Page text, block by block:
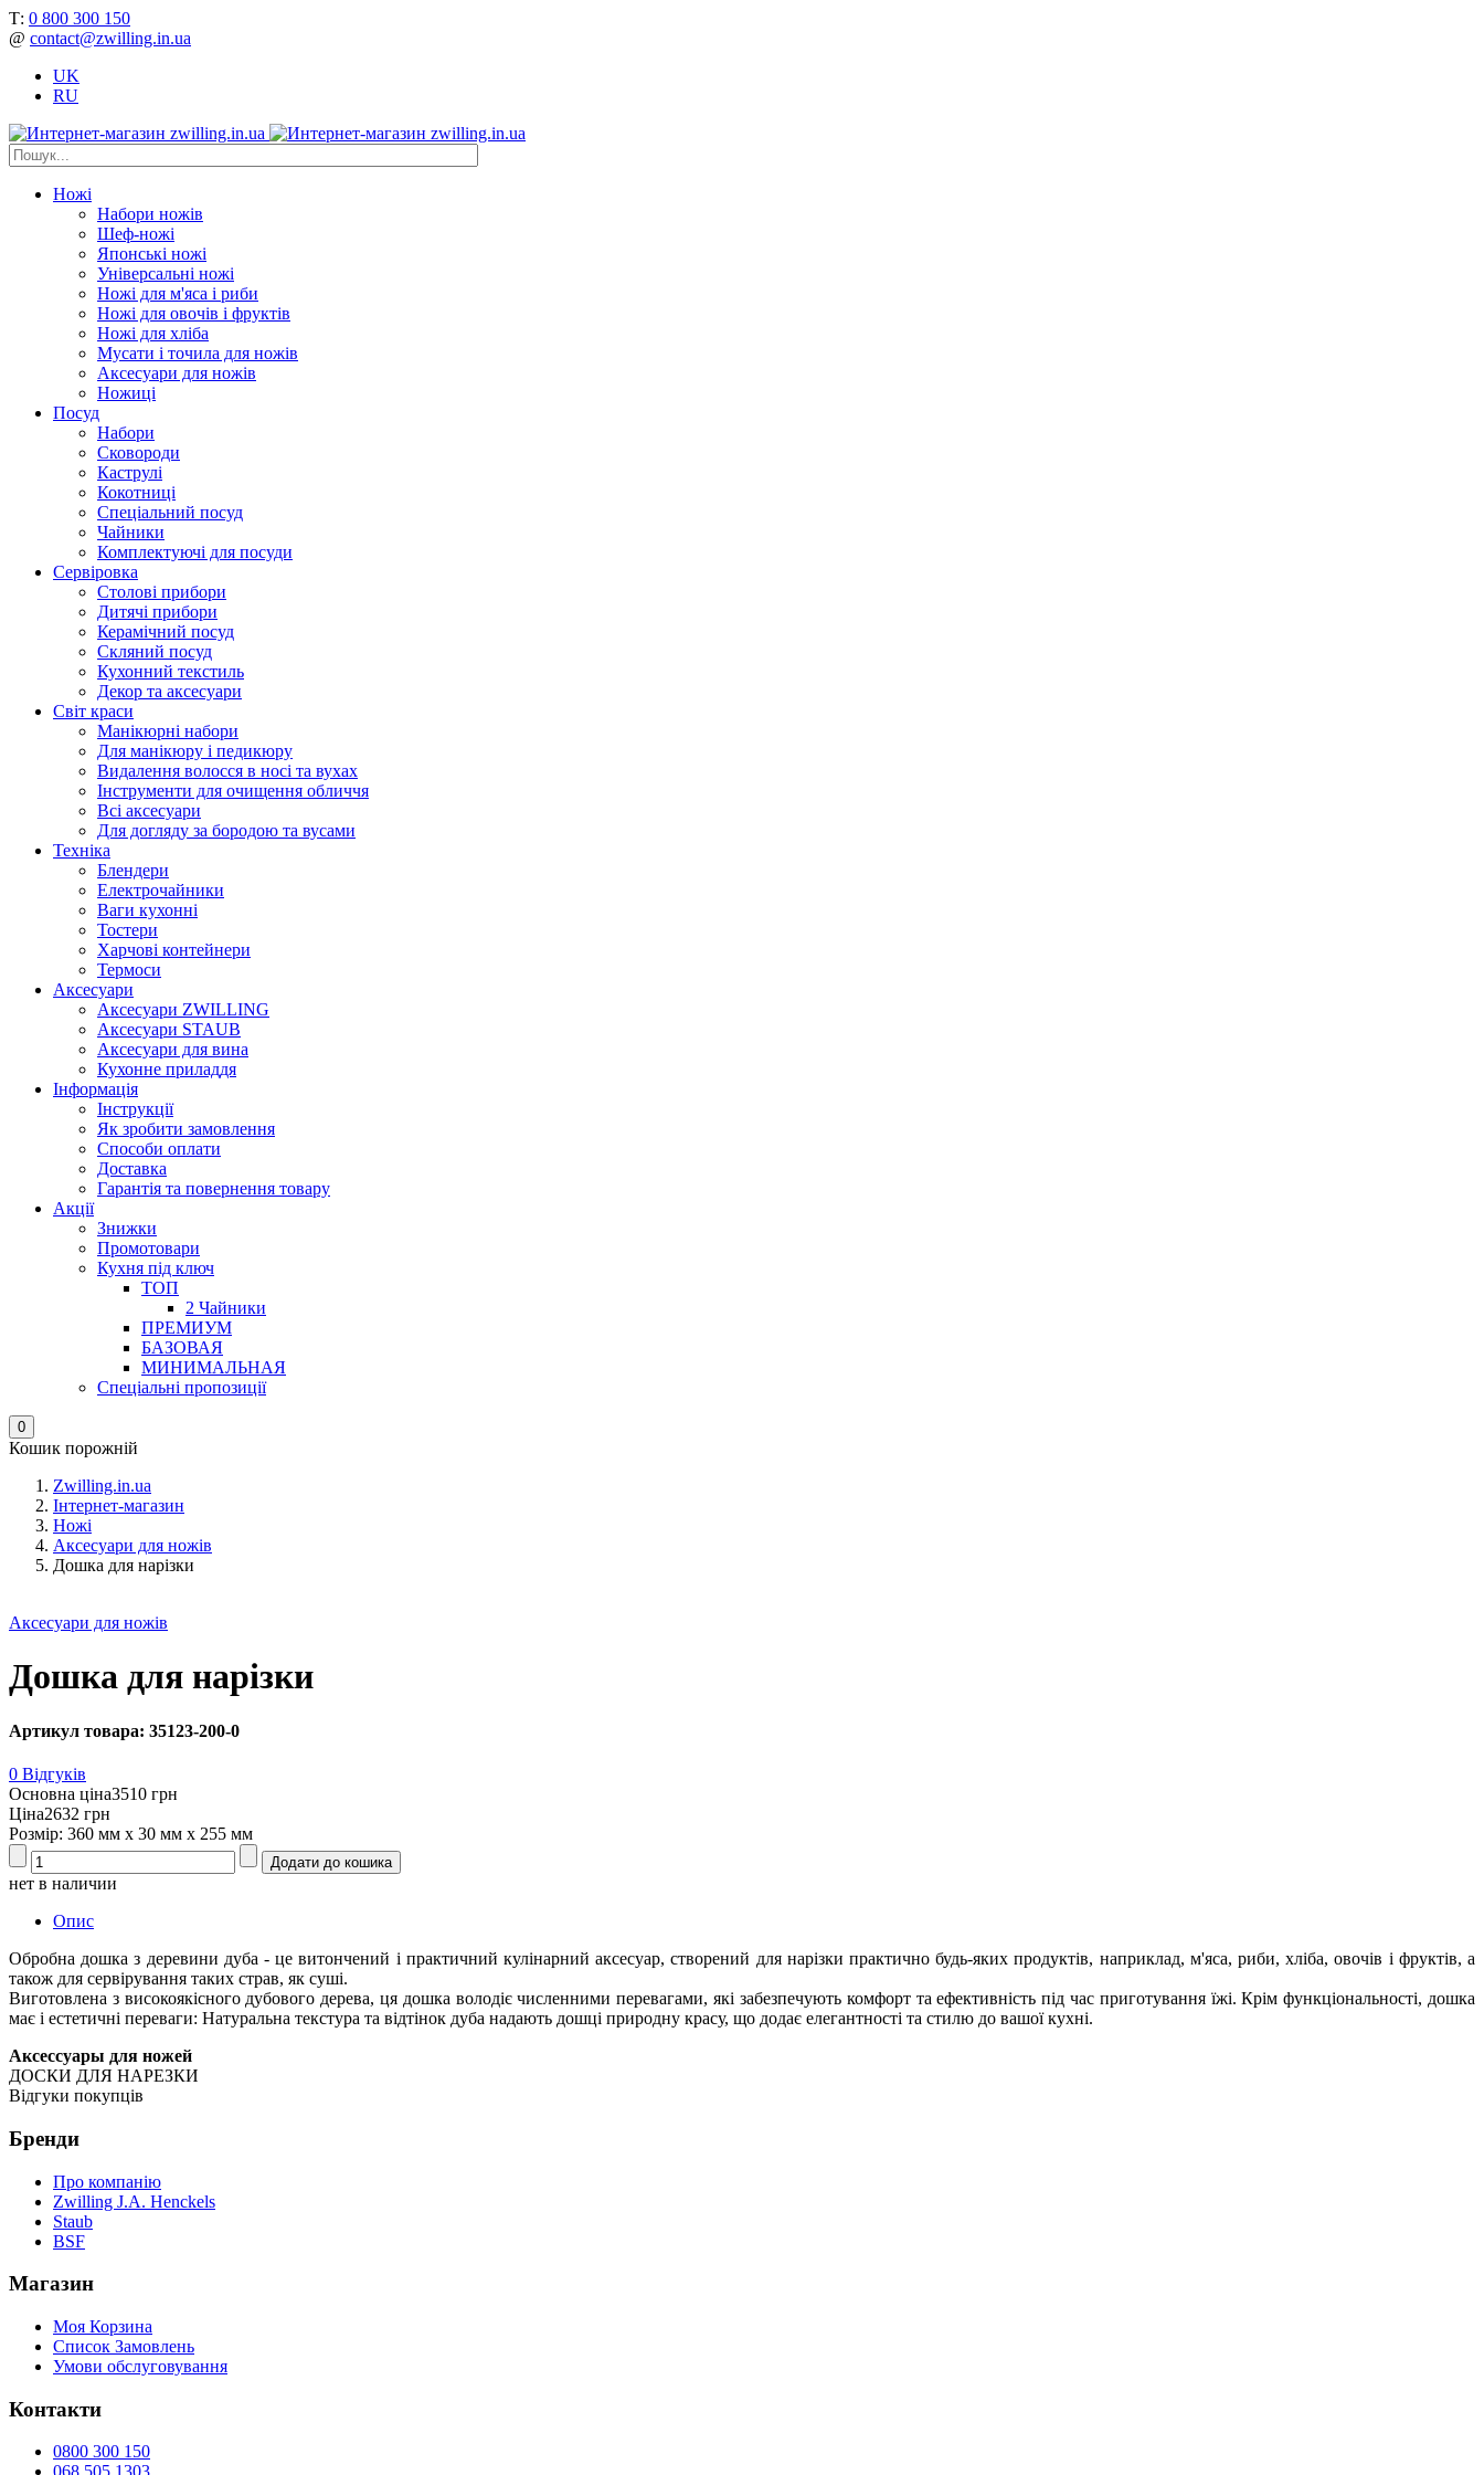
Т: 0 800 300 150
@ contact@zwilling.in.ua
UK
RU
Ножі
Набори ножів
Шеф-ножі
Японські ножі
Універсальні ножі
Ножі для м'яса і риби
Ножі для овочів і фруктів
Ножі для хліба
Мусати і точила для ножів
Аксесуари для ножів
Ножиці
Посуд
Набори
Сковороди
Каструлі
Кокотниці
Cпеціальний посуд
Чайники
Комплектуючі для посуди
Сервіровка
Столові прибори
Дитячі прибори
Керамічний посуд
Скляний посуд
Кухонний текстиль
Декор та аксесуари
Світ краси
Манікюрні набори
Для манікюру і педикюру
Видалення волосся в носі та вухах
Інструменти для очищення обличчя
Всі аксесуари
Для догляду за бородою та вусами
Техніка
Блендери
Електрочайники
Ваги кухонні
Тостери
Харчові контейнери
Термоси
Аксесуари
Аксесуари ZWILLING
Аксесуари STAUB
Аксесуари для вина
Кухонне приладдя
Інформація
Інструкції
Як зробити замовлення
Способи оплати
Доставка
Гарантія та повернення товару
Акції
Знижки
Промотовари
Кухня під ключ
ТОП
2 Чайники
ПРЕМИУМ
БАЗОВАЯ
МИНИМАЛЬНАЯ
Спеціальні пропозиції
0
Кошик порожній
Zwilling.in.ua
Інтернет-магазин
Ножі
Аксесуари для ножів
Дошка для нарізки
Аксесуари для ножів
Дошка для нарізки
Артикул товара: 35123-200-0
0 Відгуків
Основна ціна3510 грн
Ціна2632 грн
Розмір: 360 мм х 30 мм х 255 мм
нет в наличии
Опис
Обробна дошка з деревини дуба - це витончений і практичний кулінарний аксесуар, створений для нарізки практично будь-яких продуктів, наприклад, м'яса, риби, хліба, овочів і фруктів, а
також для сервірування таких страв, як суші.
Виготовлена з високоякісного дубового дерева, ця дошка володіє численними перевагами, які забезпечують комфорт та ефективність під час приготування їжі. Крім функціональності, дошка
має і естетичні переваги: Натуральна текстура та відтінок дуба надають дошці природну красу, що додає елегантності та стилю до вашої кухні.
Аксессуары для ножей
ДОСКИ ДЛЯ НАРЕЗКИ
Відгуки покупців
Бренди
Про компанію
Zwilling J.A. Henckels
Staub
BSF
Магазин
Моя Корзина
Список Замовлень
Умови обслуговування
Контакти
0800 300 150